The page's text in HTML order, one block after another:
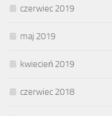
czerwiec 2019
maj 2019
kwiecień 2019
czerwiec 2018